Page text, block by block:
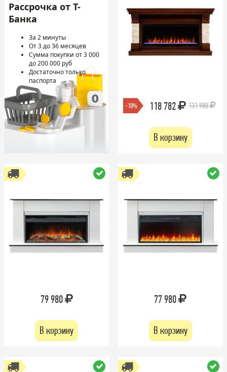
Рассрочка от Т-
Банка
За 2 минуты
От 3 до 36 месяцев
Сумма покупки от 3 000
до 200 000 руб
Достаточно только
паспорта
-10% 118 782 131 980
В корзину
79 980
В корзину
77 980
В корзину